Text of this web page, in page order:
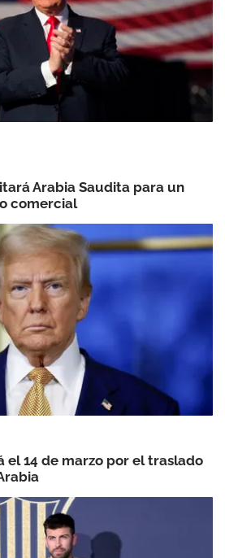
Arabia Saudita para un
comercial
el 14 de marzo por el traslado